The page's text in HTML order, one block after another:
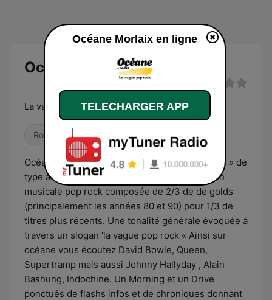
Océane Morlaix
La vague pop rock
Rock Pop / Top 40
Océane est une radio format « Music and News » de
type adulte contemporain. Une programmation
musicale pop rock composée de 2/3 de de golds
(principalement les années 80 et 90) pour 1/3 de
titres plus récents. Une tonalité générale évoquée à
travers un slogan ‘la vague pop rock « Ainsi sur
océane vous écoutez David Bowie, Queen,
Supertramp mais aussi Johnny Hallyday , Alain
Bashung, Indochine. Un Morning et un Drive
ponctués de flashs infos et de chroniques donnant
Océane Morlaix en ligne
TELECHARGER APP